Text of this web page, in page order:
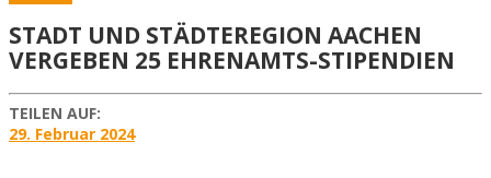
STADT UND STÄDTEREGION AACHEN
VERGEBEN 25 EHRENAMTS-STIPENDIEN
TEILEN AUF:
29. Februar 2024